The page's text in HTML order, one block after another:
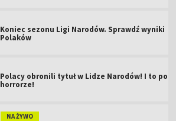
Koniec sezonu Ligi Narodów. Sprawdź wyniki
Polaków
Polacy obronili tytuł w Lidze Narodów! I to po
horrorze!
NA ŻYWO